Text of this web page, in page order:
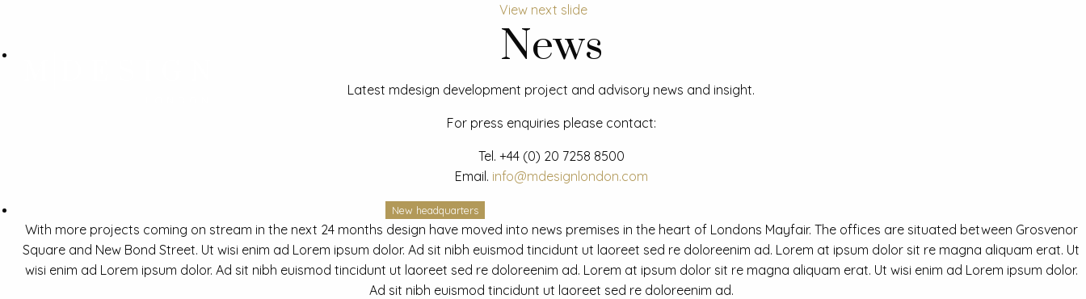
View next slide
News
Latest mdesign development project and advisory news and insight.
For press enquiries please contact:
Tel. +44 (0) 20 7258 8500
Email. info@mdesignlondon.com
New headquarters
With more projects coming on stream in the next 24 months design have moved into news premises in the heart of Londons Mayfair. The offices are situated between Grosvenor
Square and New Bond Street. Ut wisi enim ad Lorem ipsum dolor. Ad sit nibh euismod tincidunt ut laoreet sed re doloreenim ad. Lorem at ipsum dolor sit re magna aliquam erat. Ut
wisi enim ad Lorem ipsum dolor. Ad sit nibh euismod tincidunt ut laoreet sed re doloreenim ad. Lorem at ipsum dolor sit re magna aliquam erat. Ut wisi enim ad Lorem ipsum dolor.
Ad sit nibh euismod tincidunt ut laoreet sed re doloreenim ad.